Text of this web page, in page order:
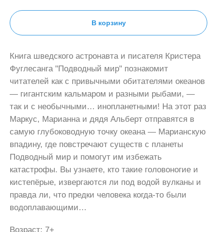
В корзину
Книга шведского астронавта и писателя Кристера
Фуглесанга "Подводный мир" познакомит
читателей как с привычными обитателями океанов
— гигантским кальмаром и разными рыбами, —
так и с необычными… инопланетными! На этот раз
Маркус, Марианна и дядя Альберт отправятся в
самую глубоководную точку океана — Марианскую
впадину, где повстречают существ с планеты
Подводный мир и помогут им избежать
катастрофы. Вы узнаете, кто такие головоногие и
кистепёрые, извергаются ли под водой вулканы и
правда ли, что предки человека когда-то были
водоплавающими…
Возраст: 7+